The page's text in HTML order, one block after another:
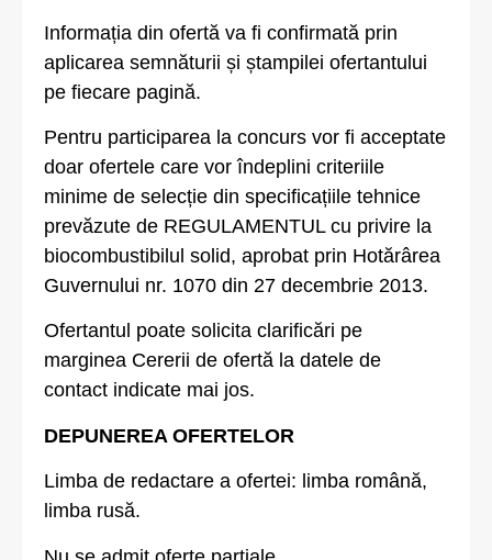
Informația din ofertă va fi confirmată prin
aplicarea semnăturii și ștampilei ofertantului
pe fiecare pagină.
Pentru participarea la concurs vor fi acceptate
doar ofertele care vor îndeplini criteriile
minime de selecție din specificațiile tehnice
prevăzute de REGULAMENTUL cu privire la
biocombustibilul solid, aprobat prin Hotărârea
Guvernului nr. 1070 din 27 decembrie 2013.
Ofertantul poate solicita clarificări pe
marginea Cererii de ofertă la datele de
contact indicate mai jos.
DEPUNEREA OFERTELOR
Limba de redactare a ofertei: limba română,
limba rusă.